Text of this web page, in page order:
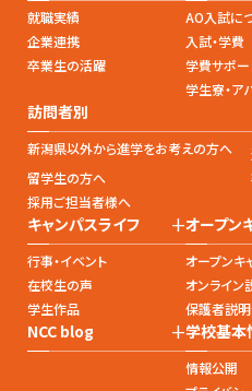
就職実績
企業連携
卒業生の活躍
AO入試に
入試・学費
学費サポ
学生寮・ア
訪問者別
新潟県以外から進学をお考えの方へ
留学生の方へ
採用ご担当者様へ
キャンパスライフ +
行事・イベント
在校生の声
学生作品
オープン
オープンキ
オンライン
保護者説
NCC blog +学校基本
情報公開